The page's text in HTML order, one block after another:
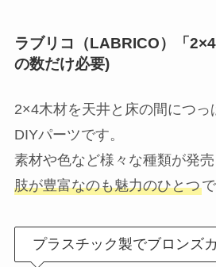
ラブリコ（LABRICO）「
の数だけ必要)
2×4木材を天井と床の間につっ
DIYパーツです。
素材や色など様々な種類が発売
肢が豊富なのも魅力のひとつで
プラスチック製でブロンズ